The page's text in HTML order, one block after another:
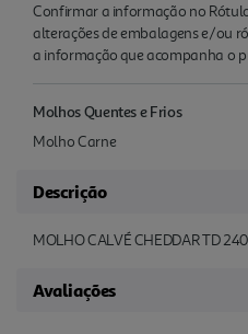
Confirmar a informação no
alterações de embalagens e/ou
a informação que acompanha o
Molhos Quentes e Frios
Molho Carne
Descrição
MOLHO CALVÉ CHEDDAR TD
Avaliações